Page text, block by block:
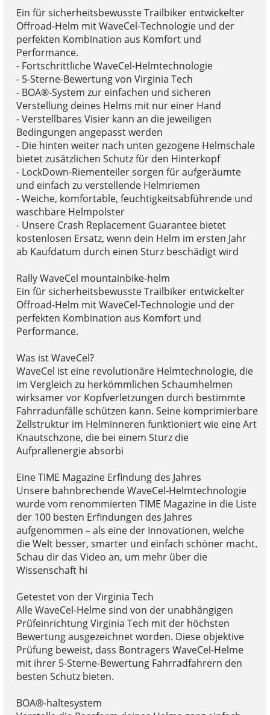
Ein für sicherheitsbewusste Trailbiker entwickelter
Offroad-Helm mit WaveCel-Technologie und der
perfekten Kombination aus Komfort und
Performance.
- Fortschrittliche WaveCel-Helmtechnologie
- 5-Sterne-Bewertung von Virginia Tech
- BOA®-System zur einfachen und sicheren
Verstellung deines Helms mit nur einer Hand
- Verstellbares Visier kann an die jeweiligen
Bedingungen angepasst werden
- Die hinten weiter nach unten gezogene Helmschale
bietet zusätzlichen Schutz für den Hinterkopf
- LockDown-Riementeiler sorgen für aufgeräumte
und einfach zu verstellende Helmriemen
- Weiche, komfortable, feuchtigkeitsabführende und
waschbare Helmpolster
- Unsere Crash Replacement Guarantee bietet
kostenlosen Ersatz, wenn dein Helm im ersten Jahr
ab Kaufdatum durch einen Sturz beschädigt wird
Rally WaveCel mountainbike-helm
Ein für sicherheitsbewusste Trailbiker entwickelter
Offroad-Helm mit WaveCel-Technologie und der
perfekten Kombination aus Komfort und
Performance.
Was ist WaveCel?
WaveCel ist eine revolutionäre Helmtechnologie, die
im Vergleich zu herkömmlichen Schaumhelmen
wirksamer vor Kopfverletzungen durch bestimmte
Fahrradunfälle schützen kann. Seine komprimierbare
Zellstruktur im Helminneren funktioniert wie eine Art
Knautschzone, die bei einem Sturz die
Aufprallenergie absorbi
Eine TIME Magazine Erfindung des Jahres
Unsere bahnbrechende WaveCel-Helmtechnologie
wurde vom renommierten TIME Magazine in die Liste
der 100 besten Erfindungen des Jahres
aufgenommen – als eine der Innovationen, welche
die Welt besser, smarter und einfach schöner macht.
Schau dir das Video an, um mehr über die
Wissenschaft hi
Getestet von der Virginia Tech
Alle WaveCel-Helme sind von der unabhängigen
Prüfeinrichtung Virginia Tech mit der höchsten
Bewertung ausgezeichnet worden. Diese objektive
Prüfung beweist, dass Bontragers WaveCel-Helme
mit ihrer 5-Sterne-Bewertung Fahrradfahrern den
besten Schutz bieten.
BOA®-haltesystem